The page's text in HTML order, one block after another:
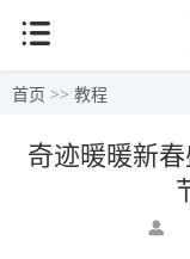
首页 >> 教程
奇迹暖暖新